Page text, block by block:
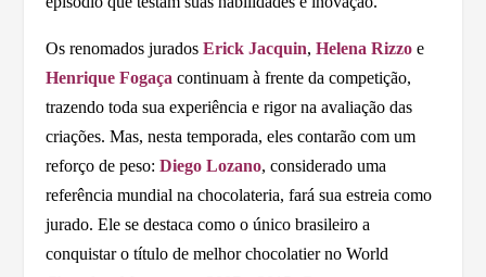
Os renomados juradosErick Jacquin,Helena Rizzo e
Henrique Fogaça continuam à frente da competição,
trazendo toda sua experiência e rigor na avaliação das
criações. Mas, nesta temporada, eles contarão com um
reforço de peso:Diego Lozano, considerado uma
referência mundial na chocolateria, fará sua estreia como
jurado. Ele se destaca como o único brasileiro a
conquistar o título de melhor chocolatier no World